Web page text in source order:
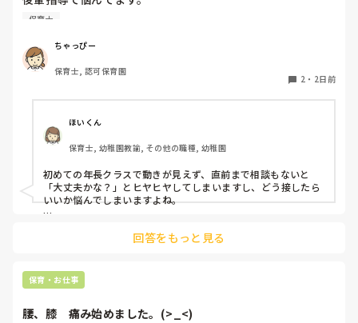
初めて年長を持つ後輩がいますが
いで様子見てると直前になるまで何もアクションがなかった
り
他の職員に聞いてる様子もなくて
よほど自分に聞きづらいのか、聞く必要性さえ感じないの
か、もうよくわからないです。
対応にも悩みます。
保育士
ちゃっぴー
保育士, 認可保育園
2 ・ 2日前
ほいくん
保育士, 幼稚園教諭, その他の職種, 幼稚園
初めての年長クラスで動きが見えず、直前まで相談もないと
「大丈夫かな？」とヒヤヒヤしてしまいますし、どう接したら
いいか悩んでしまいますよね。
「こんなこと聞いたら迷惑かな」と抱え込んでいるケースがと
待つスタイルから一歩踏み出して、リーダー側から「〇〇の
件、どこまで進んだ？」「困ってることない？」と具体的に声
回答をもっと見る
保育・お仕事
腰、膝　痛み始めました。(>_<)